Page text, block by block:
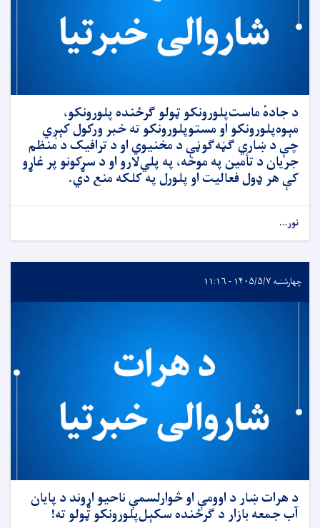
د جادهٔ ماست‌پلورونکو ټولو ګرځنده پلورونکو،
مېوه‌پلورونکو او مستوپلورونکو ته خبر ورکول کېږي
چې د ښاري ګڼه‌ګوڼې د مخنیوي او د ترافیک د منظم
جریان د تأمین په موخه، په پلي‌لارو او د سړکونو پر غاړو
کې هر ډول فعالیت او پلورل په کلکه منع دي.
نور...
چهارشنبه ۱۴۰۵/۵/۷ - ۱۱:۱۶
د هرات ښار د اوومې او څوارلسمې ناحیو اړوند د پایان
آب جمعه بازار د ګرځنده سکېل‌پلورونکو ټولو ته!